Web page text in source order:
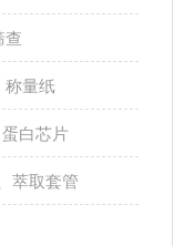
查
称量纸
白芯片
萃取套管